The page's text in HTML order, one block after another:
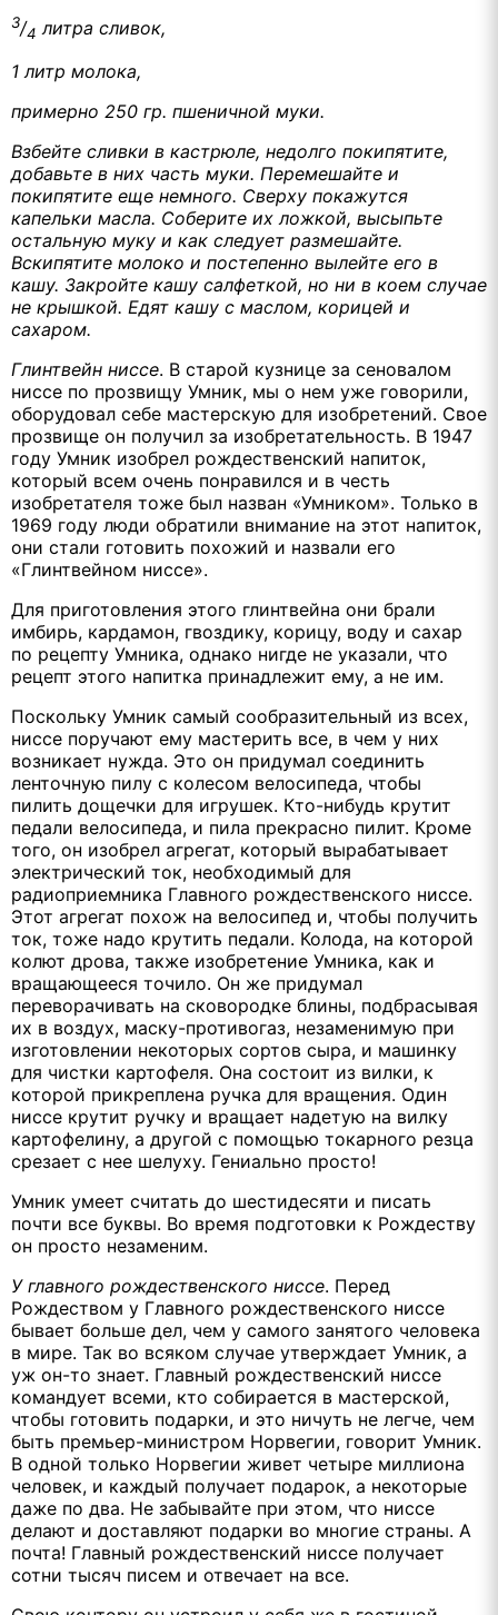
3/4 литра сливок,
1 литр молока,
примерно 250 гр. пшеничной муки.
Взбейте сливки в кастрюле, недолго покипятите,
добавьте в них часть муки. Перемешайте и
покипятите еще немного. Сверху покажутся
капельки масла. Соберите их ложкой, высыпьте
остальную муку и как следует размешайте.
Вскипятите молоко и постепенно вылейте его в
кашу. Закройте кашу салфеткой, но ни в коем случае
не крышкой. Едят кашу с маслом, корицей и
сахаром.
Глинтвейн ниссе. В старой кузнице за сеновалом
ниссе по прозвищу Умник, мы о нем уже говорили,
оборудовал себе мастерскую для изобретений. Свое
прозвище он получил за изобретательность. В 1947
году Умник изобрел рождественский напиток,
который всем очень понравился и в честь
изобретателя тоже был назван «Умником». Только в
1969 году люди обратили внимание на этот напиток,
они стали готовить похожий и назвали его
«Глинтвейном ниссе».
Для приготовления этого глинтвейна они брали
имбирь, кардамон, гвоздику, корицу, воду и сахар
по рецепту Умника, однако нигде не указали, что
рецепт этого напитка принадлежит ему, а не им.
Поскольку Умник самый сообразительный из всех,
ниссе поручают ему мастерить все, в чем у них
возникает нужда. Это он придумал соединить
ленточную пилу с колесом велосипеда, чтобы
пилить дощечки для игрушек. Кто-нибудь крутит
педали велосипеда, и пила прекрасно пилит. Кроме
того, он изобрел агрегат, который вырабатывает
электрический ток, необходимый для
радиоприемника Главного рождественского ниссе.
Этот агрегат похож на велосипед и, чтобы получить
ток, тоже надо крутить педали. Колода, на которой
колют дрова, также изобретение Умника, как и
вращающееся точило. Он же придумал
переворачивать на сковородке блины, подбрасывая
их в воздух, маску-противогаз, незаменимую при
изготовлении некоторых сортов сыра, и машинку
для чистки картофеля. Она состоит из вилки, к
которой прикреплена ручка для вращения. Один
ниссе крутит ручку и вращает надетую на вилку
картофелину, а другой с помощью токарного резца
срезает с нее шелуху. Гениально просто!
Умник умеет считать до шестидесяти и писать
почти все буквы. Во время подготовки к Рождеству
он просто незаменим.
У главного рождественского ниссе. Перед
Рождеством у Главного рождественского ниссе
бывает больше дел, чем у самого занятого человека
в мире. Так во всяком случае утверждает Умник, а
уж он-то знает. Главный рождественский ниссе
командует всеми, кто собирается в мастерской,
чтобы готовить подарки, и это ничуть не легче, чем
быть премьер-министром Норвегии, говорит Умник.
В одной только Норвегии живет четыре миллиона
человек, и каждый получает подарок, а некоторые
даже по два. Не забывайте при этом, что ниссе
делают и доставляют подарки во многие страны. А
почта! Главный рождественский ниссе получает
сотни тысяч писем и отвечает на все.